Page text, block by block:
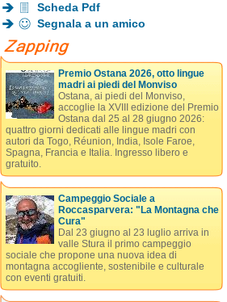
Scheda Pdf
Segnala a un amico
Premio Ostana 2026, otto lingue
madri ai piedi del Monviso
Ostana, ai piedi del Monviso,
accoglie la XVIII edizione del Premio
Ostana dal 25 al 28 giugno 2026:
quattro giorni dedicati alle lingue madri con
autori da Togo, Réunion, India, Isole Faroe,
Spagna, Francia e Italia. Ingresso libero e
gratuito.
Campeggio Sociale a
Roccasparvera: "La Montagna che
Cura"
Dal 23 giugno al 23 luglio arriva in
valle Stura il primo campeggio
sociale che propone una nuova idea di
montagna accogliente, sostenibile e culturale
con eventi gratuiti.